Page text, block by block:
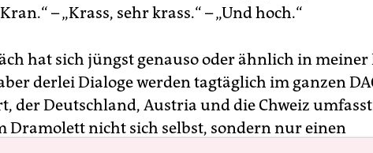
– „Krass, sehr krass.“ – „Und hoch.“
hat sich jüngst genauso oder ähnlich in meiner
derlei Dialoge werden tagtäglich im ganzen
der Deutschland, Austria und die Chweiz
Dramolett nicht sich selbst, sondern nur einen